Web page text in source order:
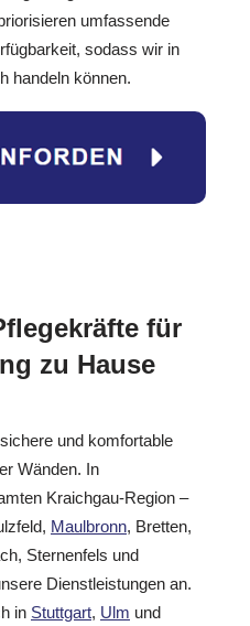
umfassende
sodass wir in
handeln können.
für
zu Hause
und komfortable
Wänden. In
Kraichgau-Region –
Maulbronn, Bretten,
Sternenfels und
Dienstleistungen an.
in Stuttgart, Ulm und